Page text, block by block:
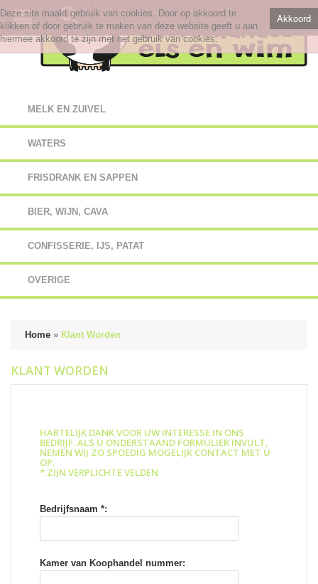
MELK EN ZUIVEL
WATERS
FRISDRANK EN SAPPEN
BIER, WIJN, CAVA
CONFISSERIE, IJS, PATAT
OVERIGE
Home » Klant Worden
KLANT WORDEN
HARTELIJK DANK VOOR UW INTERESSE IN ONS
BEDRIJF. ALS U ONDERSTAAND FORMULIER INVULT,
NEMEN WIJ ZO SPOEDIG MOGELIJK CONTACT MET U
OP.
* ZIJN VERPLICHTE VELDEN
Bedrijfsnaam *:
Kamer van Koophandel nummer:
Akkoord
Deze site maakt gebruik van cookies. Door op akkoord te
klikken of door gebruik te maken van deze website geeft u aan
hiermee akkoord te zijn met het gebruik van cookies.